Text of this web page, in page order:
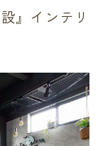
』インテリ